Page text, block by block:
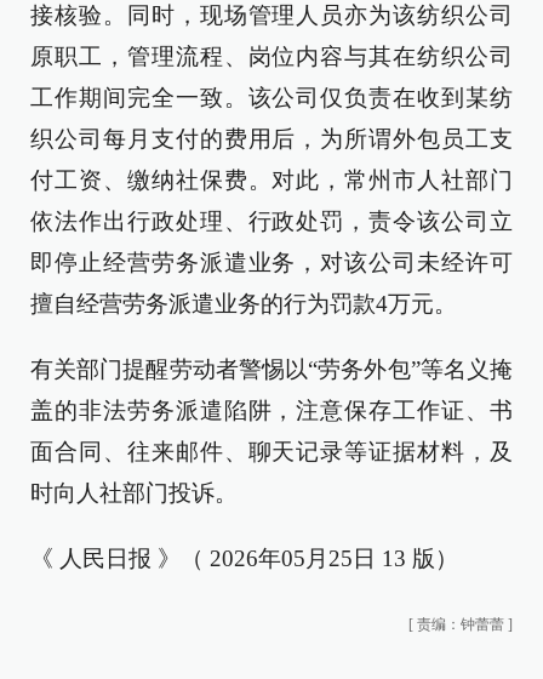
接核验。同时，现场管理人员亦为该纺织公司
原职工，管理流程、岗位内容与其在纺织公司
工作期间完全一致。该公司仅负责在收到某纺
织公司每月支付的费用后，为所谓外包员工支
付工资、缴纳社保费。对此，常州市人社部门
依法作出行政处理、行政处罚，责令该公司立
即停止经营劳务派遣业务，对该公司未经许可
擅自经营劳务派遣业务的行为罚款4万元。
有关部门提醒劳动者警惕以“劳务外包”等名义掩
盖的非法劳务派遣陷阱，注意保存工作证、书
面合同、往来邮件、聊天记录等证据材料，及
时向人社部门投诉。
《 人民日报 》（ 2026年05月25日 13 版）
[ 责编：钟蕾蕾 ]